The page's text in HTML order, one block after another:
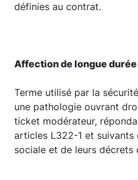
définies au contrat.
Affection de longue durée
Terme utilisé par la
une pathologie ouvrant
ticket modérateur,
articles L322-1 et suivants
sociale et de leurs décrets